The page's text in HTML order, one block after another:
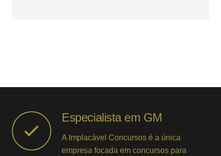
Especialista em GM
A Implacável Concursos é a única
empresa focada em concursos para